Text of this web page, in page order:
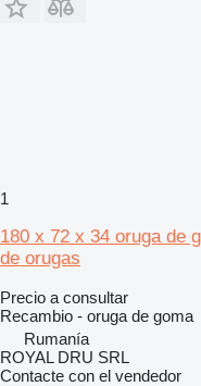
1
180 x 72 x 34 oruga de
de orugas
Precio a consultar
Recambio - oruga de goma
Rumanía
ROYAL DRU SRL
Contacte con el vendedor